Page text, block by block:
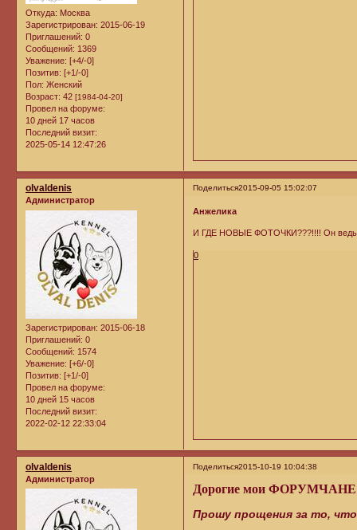
Откуда: Москва
Зарегистрирован: 2015-06-19
Приглашений: 0
Сообщений: 1369
Уважение: [+4/-0]
Позитив: [+1/-0]
Пол: Женский
Возраст: 42 [1984-04-20]
Провел на форуме:
10 дней 17 часов
Последний визит:
2025-05-14 12:47:26
Поделиться2015-09-05 15:02:07
olvaldenis
Администратор
Зарегистрирован: 2015-06-18
Приглашений: 0
Сообщений: 1574
Уважение: [+6/-0]
Позитив: [+1/-0]
Провел на форуме:
10 дней 15 часов
Последний визит:
2022-02-12 22:33:04
Анжелика
И ГДЕ НОВЫЕ ФОТОЧКИ???!!!! Он ведь
0
Поделиться2015-10-19 10:04:38
olvaldenis
Администратор
Дорогие мои
Прошу прощения за то,